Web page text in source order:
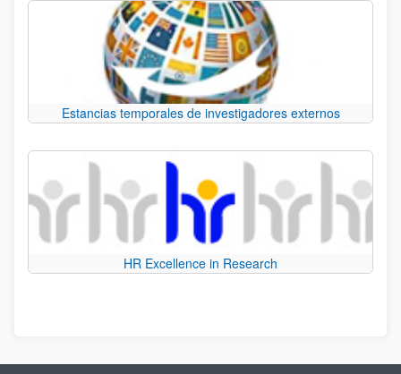
Estancias temporales de investigadores externos
HR Excellence in Research